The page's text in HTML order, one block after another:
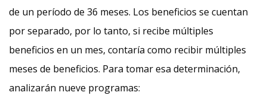
de un período de 36 meses. Los beneficios se cuentan
por separado, por lo tanto, si recibe múltiples
beneficios en un mes, contaría como recibir múltiples
meses de beneficios. Para tomar esa determinación,
analizarán nueve programas: